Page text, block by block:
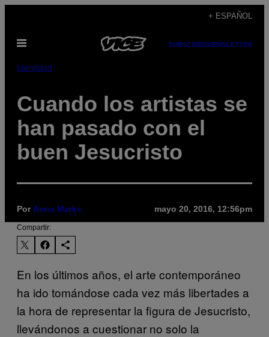
contenido
+ ESPAÑOL
Abrir
SUBSCRIBENEWSLETTER
Identidad
Cuando los artistas se
han pasado con el
buen Jesucristo
Por Anna Marks mayo 20, 2016, 12:56pm
Compartir:
En los últimos años, el arte contemporáneo
ha ido tomándose cada vez más libertades a
la hora de representar la figura de Jesucristo,
llevándonos a cuestionar no solo la